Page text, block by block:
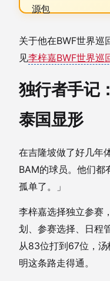
关于他在BWF世界巡
见李梓嘉BWF世界巡
独行者手记
泰国显形
在吉隆坡做了好几年
BAM的球员。他们都
孤单了。」
李梓嘉选择独立参
划、参赛选择、日程
从83位打到67位，
明这条路走得通。